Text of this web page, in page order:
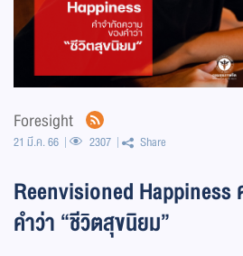
Foresight
21 มี.ค. 66 2307 Share
Reenvisioned Happiness
คำว่า “ชีวิตสุขนิยม”